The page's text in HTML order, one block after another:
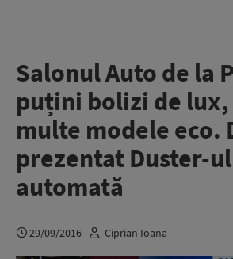
Salonul Auto de la
puțini bolizi de lux,
multe modele eco.
prezentat Duster-
automată
29/09/2016 Ciprian Ioana